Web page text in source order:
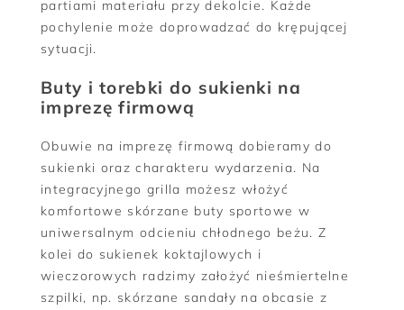
partiami materiału przy dekolcie. Każde
pochylenie może doprowadzać do krępującej
sytuacji.
Buty i torebki do sukienki na
imprezę firmową
Obuwie na imprezę firmową dobieramy do
sukienki oraz charakteru wydarzenia. Na
integracyjnego grilla możesz włożyć
komfortowe skórzane buty sportowe w
uniwersalnym odcieniu chłodnego beżu. Z
kolei do sukienek koktajlowych i
wieczorowych radzimy założyć nieśmiertelne
szpilki, np. skórzane sandały na obcasie z